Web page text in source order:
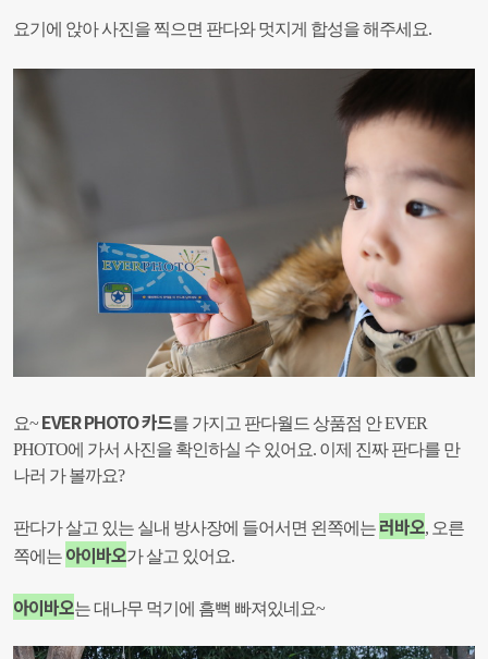
요기에 앉아 사진을 찍으면 판다와 멋지게 합성을 해주세요.
요~ EVER PHOTO 카드를 가지고 판다월드 상품점 안 EVER
PHOTO에 가서 사진을 확인하실 수 있어요. 이제 진짜 판다를 만
나러 가 볼까요?
판다가 살고 있는 실내 방사장에 들어서면 왼쪽에는 러바오, 오른
쪽에는 아이바오가 살고 있어요.
아이바오는 대나무 먹기에 흠뻑 빠져있네요~